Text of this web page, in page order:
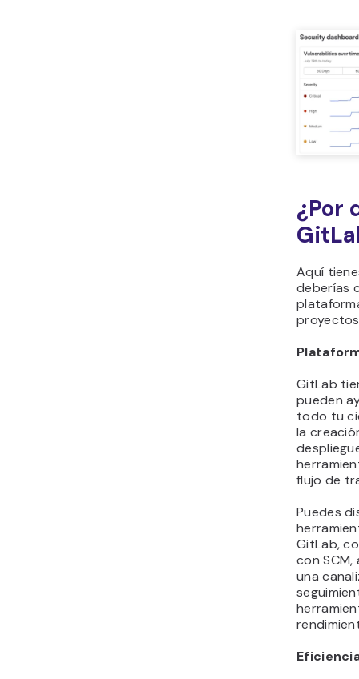
¿Por
Aquí
deberías
GitLab
pueden
todo tu
la
flujo de
Puedes
GitLab,
con
una